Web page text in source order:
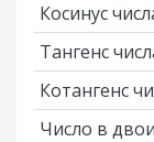
Косинус
Тангенс
Котангенс
Число в